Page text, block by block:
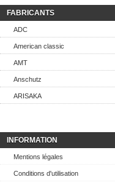
FABRICANTS
ADC
American classic
AMT
Anschutz
ARISAKA
INFORMATION
Mentions légales
Conditions d'utilisation